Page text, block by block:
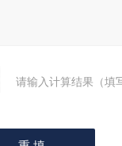
请输入计算结果（填